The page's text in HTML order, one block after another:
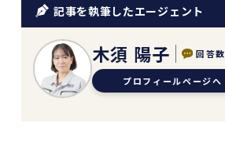
記事を執筆したエージェント
木須 陽子 回答数
プロフィールページへ